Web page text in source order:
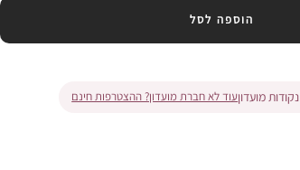
הוספה לסל
נקודות מועדוןעוד לא חברת מועדון? ההצטרפות חינם